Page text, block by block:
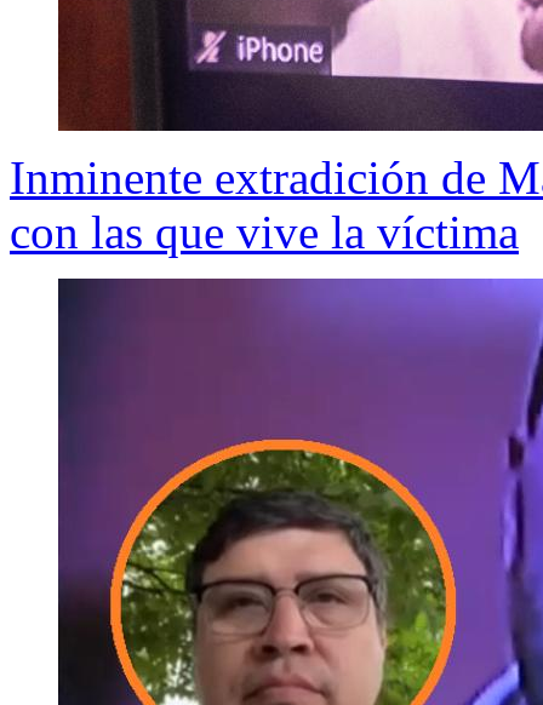
Inminente extradición de
con las que vive la víctima